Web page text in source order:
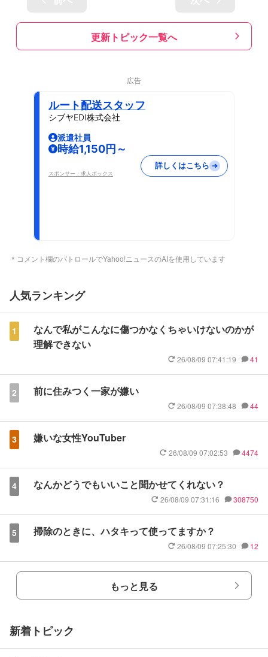
更新トピック一覧へ
広告
ルート配送スタッフ
シブヤEDI株式会社
派遣社員
時給1,150円～
スポンサー：求人ボックス
詳しくはこちら
＊コメント欄のパトロールでYahoo!ニュースのAIを使用しています
人気ランキング
1
なんで私がこんなに傷つかなくちゃいけないのかが
理解できない
26/08/09 07:41:19 41
2 前に住みつく一家が嫌い
26/08/09 07:38:48 44
3 嫌いな女性YouTuber
26/08/09 07:02:53 4474
4 なんかどうでもいいこと聞かせてくれない？
26/08/09 07:31:16 308750
5 掃除のときに、ハタキって使ってますか？
26/08/09 07:25:30 12
もっと見る
新着トピック